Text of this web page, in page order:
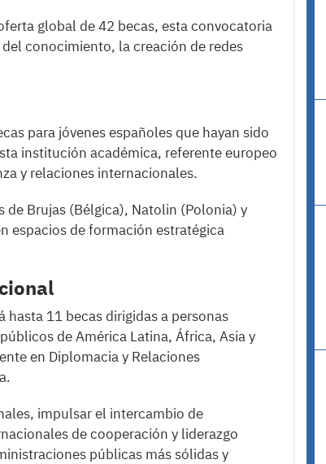
global de 42 becas, esta convocatoria
conocimiento, la creación de redes
para jóvenes españoles que hayan sido
institución académica, referente europeo
y relaciones internacionales.
de Brujas (Bélgica), Natolin (Polonia) y
espacios de formación estratégica
11 becas dirigidas a personas
de América Latina, África, Asia y
en Diplomacia y Relaciones
impulsar el intercambio de
de cooperación y liderazgo
públicas más sólidas y